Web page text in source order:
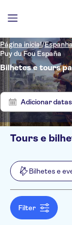
Página inicial/
Puy du Fou España
Bilhetes e tours
Adicionar datas
FiltrosPreço (por
Mín. R$
NO-
Opções de
Taxas
Local
Local
Categorias
Bilhetes
Idomas
Inglês
Espanhol
EliminarMostrar
7
resultados
Tours e
Bilhetes e
Filter